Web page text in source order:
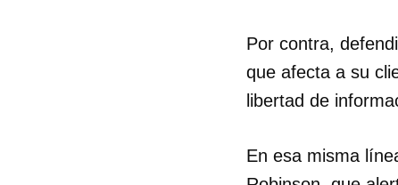
Por contra,
que afecta a su
libertad de
En esa misma